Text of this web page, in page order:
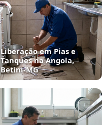
Liberação em Pias e
Tanques na Angola,
Betim‑MG